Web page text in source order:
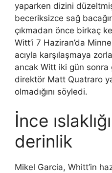
yaparken dizini
beceriksizce sağ
çıkmadan önce birkaç
Witt’i 7 Haziran’da
acıyla karşılaşmaya
ancak Witt iki gün
direktör Matt Quatraro
olmadığını söyledi.
İnce
derinlik
Mikel Garcia, Whitt’in